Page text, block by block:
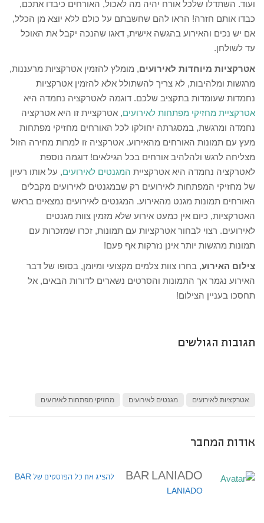
ועוד. השתדלו שלכל אורח יהיה מה לאכול, האורחים כיבדו אתכם,
כבדו אותם חזרה! הראו להם שחשבתם על כולם ללא יוצא מן הכלל,
אם יש נכים והאירוע בהגשה אישית, דאגו שהנכה יקבל את האוכל
עד לשולחן.
אטרקציות מיוחדות לאירועים, מומלץ להזמין אטרקציות מרעננות,
מרגשות ומלהיבות, לא צריך להשתולל אלא להזמין אטרקציות
נחמדות שעומדות בתקציב שלכם. דוגמה לאטרקציה נחמדה היא
אטרקציית מחזיקי מפתחות לאירועים, אטרקציית זו היא אטרקציה
נחמדה ומרגשת, במסגרתה יחולקו לכל האורחים מחזיקי מפתחות
מעץ עם תמונות האורחים מהאירוע. אטרקציה זו למרות מחירה הזול
מצליחה לרגש ולהלהיב אורחים בכל הגילאים! דוגמה נוספת
לאטרקציה נחמדה היא אטרקציית המגנטים לאירועים, על אותו רעיון
של מחזיקי המפתחות לאירועים רק שבמגנטים לאירועים מקבלים
האורחים תמונות מגנט מהאירוע. המגנטים לאירועים נמצאים בראש
האטרקציות, כיום אין כמעט אירוע שלא מזמין צוות מגנטים
לאירועים. רצוי לבחור אטרקציות עם תמונות, זכרו שמזכרות עם
תמונות מרגשות יותר אינן נזרקות אף פעם!
צילום האירוע, בחרו צוות צלמים מקצועי ומיומן, בסופו של דבר
האירוע נגמר אך התמונות והסרטים נשארים לדורות הבאים, אל
תחסכו בעניין הצילום!
תגובות הגולשים
אטרקציות לאירועים מגנטים לאירועים מחזיקי מפתחות לאירועים
אודות המחבר
BAR LANIADO
להציג את כל הפוסטים של BAR
LANIADO